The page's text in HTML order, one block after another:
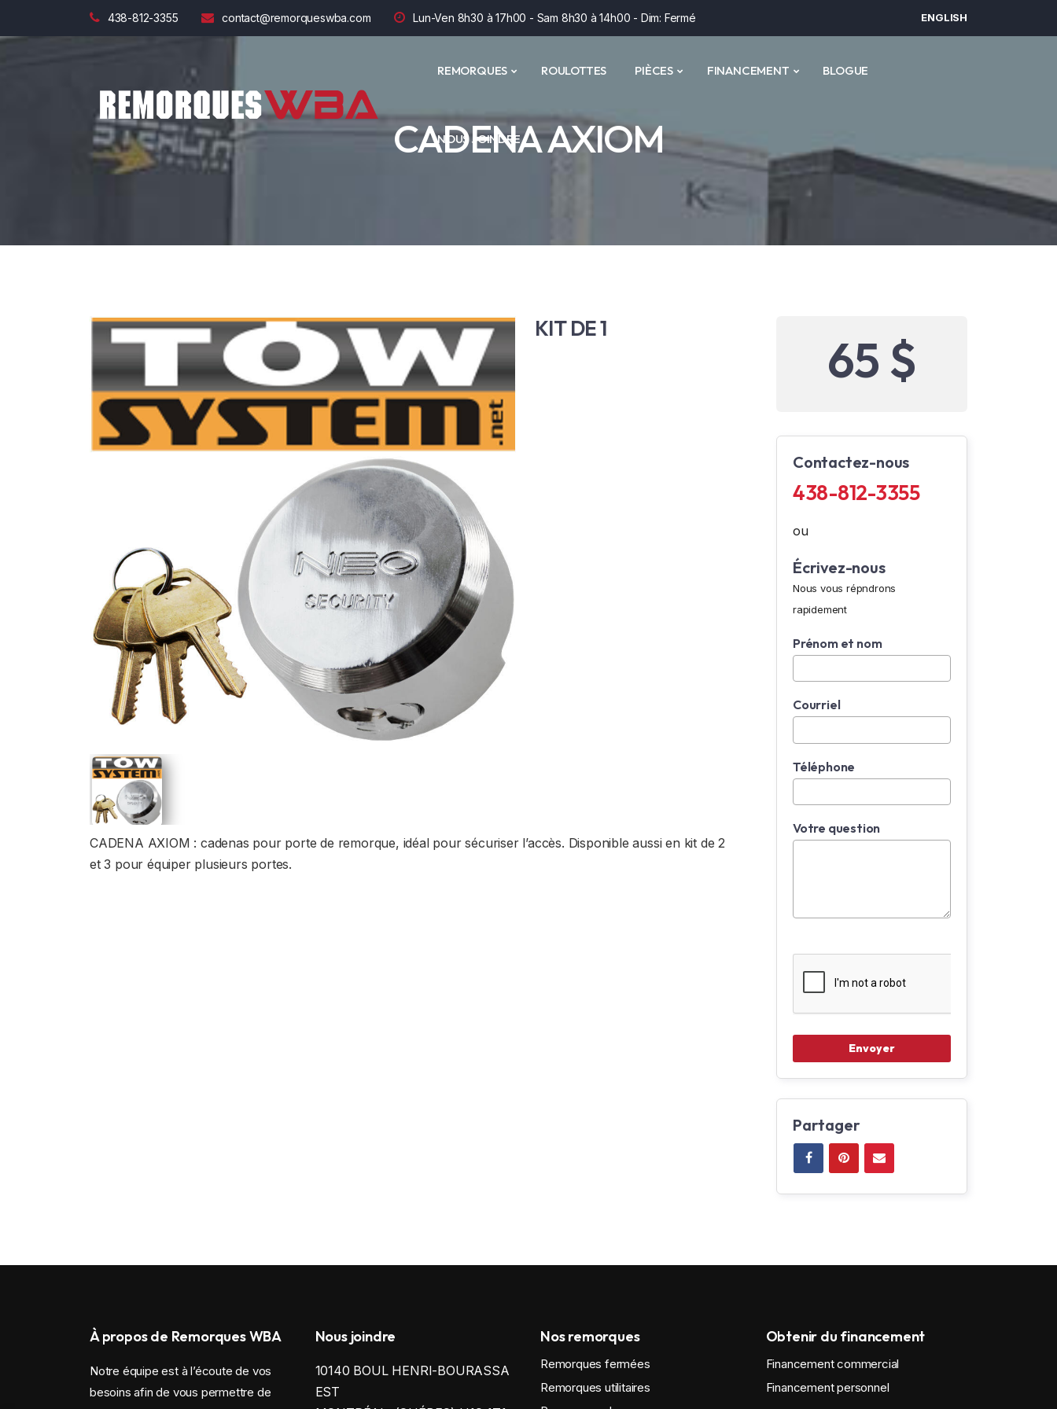
438-812-3355 contact@remorqueswba.com Lun-Ven 8h30 à 17h00 - Sam 8h30 à 14h00 - Dim: Fermé ENGLISH
REMORQUES ROULOTTES PIÈCES FINANCEMENT BLOGUE
NOUS JOINDRE
CADENA AXIOM
KIT DE 1
CADENA AXIOM : cadenas pour porte de remorque, idéal pour sécuriser l’accès. Disponible aussi en kit de 2
et 3 pour équiper plusieurs portes.
65 $
Contactez-nous
438-812-3355
ou
Écrivez-nous
Nous vous répndrons
rapidement
Prénom et nom
Courriel
Téléphone
Votre question
Partager
À propos de Remorques WBA
Notre équipe est à l’écoute de vos
besoins afin de vous permettre de
Nous joindre
10140 BOUL HENRI-BOURASSA
EST
Nos remorques
Remorques fermées
Remorques utilitaires
Obtenir du financement
Financement commercial
Financement personnel